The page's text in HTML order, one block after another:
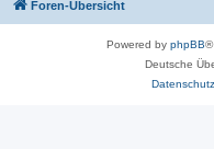
Foren-Übersicht
Powered by phpBB®
Deutsche
Datenschutz